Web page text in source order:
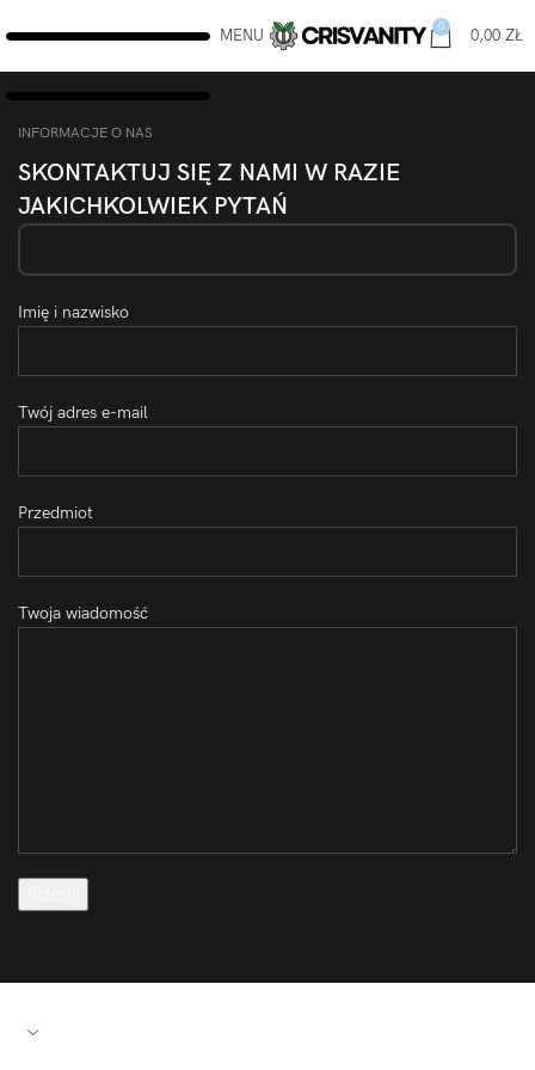
MENU 0 0,00 ZŁ
INFORMACJE O NAS
SKONTAKTUJ SIĘ Z NAMI W RAZIE
JAKICHKOLWIEK PYTAŃ
Imię i nazwisko
Twój adres e-mail
Przedmiot
Twoja wiadomość
PRZYDATNE LINKI